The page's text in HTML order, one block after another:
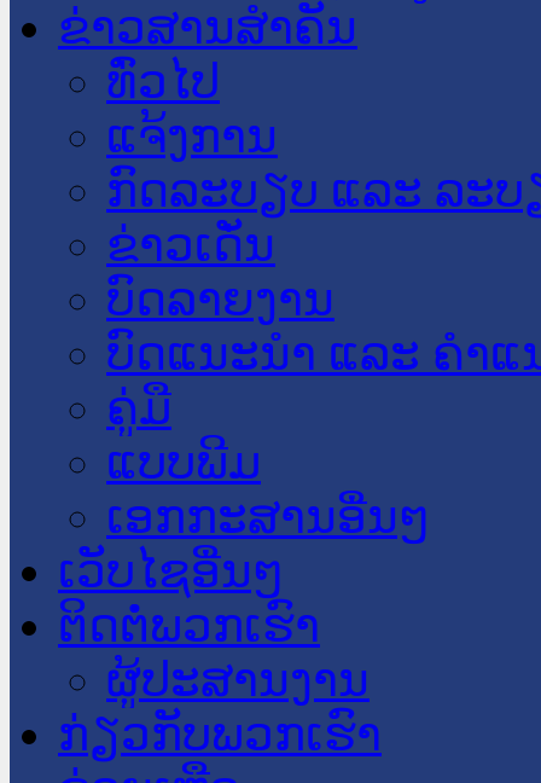
ຂ່າວສານສໍາຄັນ
​ທົ່ວ​ໄປ
ແຈ້ງການ
ກົດລະບຽບ ແລະ ລະບ
ຂ່າວເດັ່ນ
ບົດລາຍງານ
ບົດແນະນໍາ ແລະ ຄໍາແ
ຄູ່ມື
ແບບພີມ
ເອກກະສານອື່ນໆ
ເວັບໄຊອື່ນໆ
ຕິດຕໍ່ພວກເຮົາ
ຜູ້ປະສານງານ
ກ່ຽວກັບພວກເຮົາ